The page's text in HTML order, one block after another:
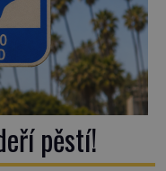
pěstí!